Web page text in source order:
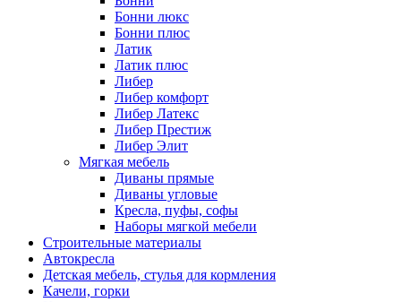
Бонни люкс
Бонни плюс
Латик
Латик плюс
Либер
Либер комфорт
Либер Латекс
Либер Престиж
Либер Элит
Мягкая мебель
Диваны прямые
Диваны угловые
Кресла, пуфы, софы
Наборы мягкой мебели
Строительные материалы
Автокресла
Детская мебель, стулья для кормления
Качели, горки